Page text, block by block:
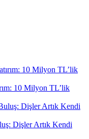
10 Milyon TL’lik
Dişler Artık Kendi